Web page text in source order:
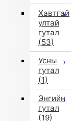
Хавтгай
ултай
гутал
(53)
Усны
гутал
(1)
Энгийн
гутал
(19)
Brown)